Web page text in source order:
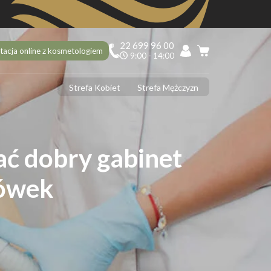
online z kosmetologiem 22 699 96 00
9:00 - 14:00
na 10 urodziny Depilacja.pl, o których mogłaś nie
laserowa latem – tak czy nie?
usunąć włoski z twarzy? 5 najlepszych sposobów
laserowa jąder i penisa – zabieg krok po kroku
laserowa a opalenizna
ujędrnić skórę na brzuchu? Sprawdzone sposoby
Strefa Kobiet Strefa Mężczyzn
dobry gabinet